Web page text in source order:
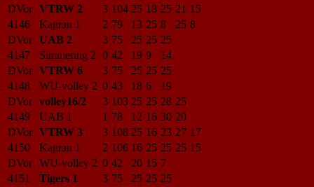
DVor VTRW 2 3 104 25 18 25 21 15
4146
Kagran 1 2 79 13 25 8 25 8
DVor UAB 2 3 75 25 25 25
4147
Simmering 2 0 42 19 9
14
DVor VTRW 6 3 75 25 25 25
4148
WU-volley 2 0 43 18 6
19
DVor volley16/2 3 103 25 25 28 25
4149
UAB 1 1 78 12 16 30 20
DVor VTRW 3 3 108 25 16 23 27 17
4150
Kagran 1 2 106 16 25 25 25 15
DVor WU-volley 2 0 42 20 15 7
4151
Tigers 1 3 75 25 25 25